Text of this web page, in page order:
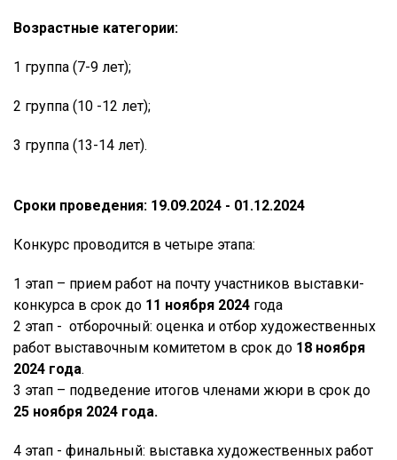
Возрастные категории:
1 группа (7-9 лет);
2 группа (10 -12 лет);
3 группа (13-14 лет).
Сроки проведения: 19.09.2024 - 01.12.2024
Конкурс проводится в четыре этапа:
1 этап – прием работ на почту участников выставки-
конкурса в срок до 11 ноября 2024 года
2 этап - отборочный: оценка и отбор художественных
работ выставочным комитетом в срок до 18 ноября
2024 года.
3 этап – подведение итогов членами жюри в срок до
25 ноября 2024 года.
4 этап - финальный: выставка художественных работ